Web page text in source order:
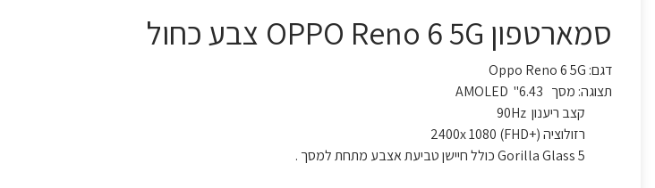
סמארטפון OPPO Reno 6 5G צבע כחול
דגם: Oppo Reno 6 5G
תצוגה: מסך 6.43" AMOLED
קצב ריענון 90Hz
רזולוציה 2400x 1080 (FHD+)